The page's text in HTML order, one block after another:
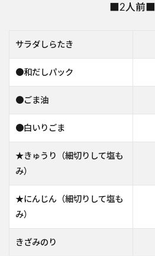
■2人前■
サラダしらたき
●和だしパック
●ごま油
●白いりごま
★きゅうり（細切りして塩も
み）
★にんじん（細切りして塩も
み）
きざみのり